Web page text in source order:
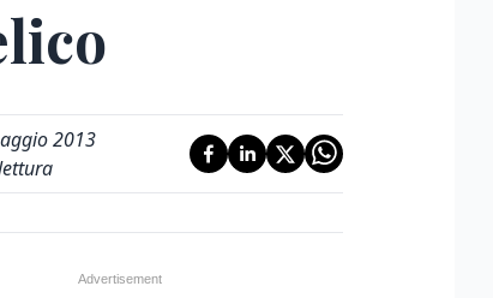
2013